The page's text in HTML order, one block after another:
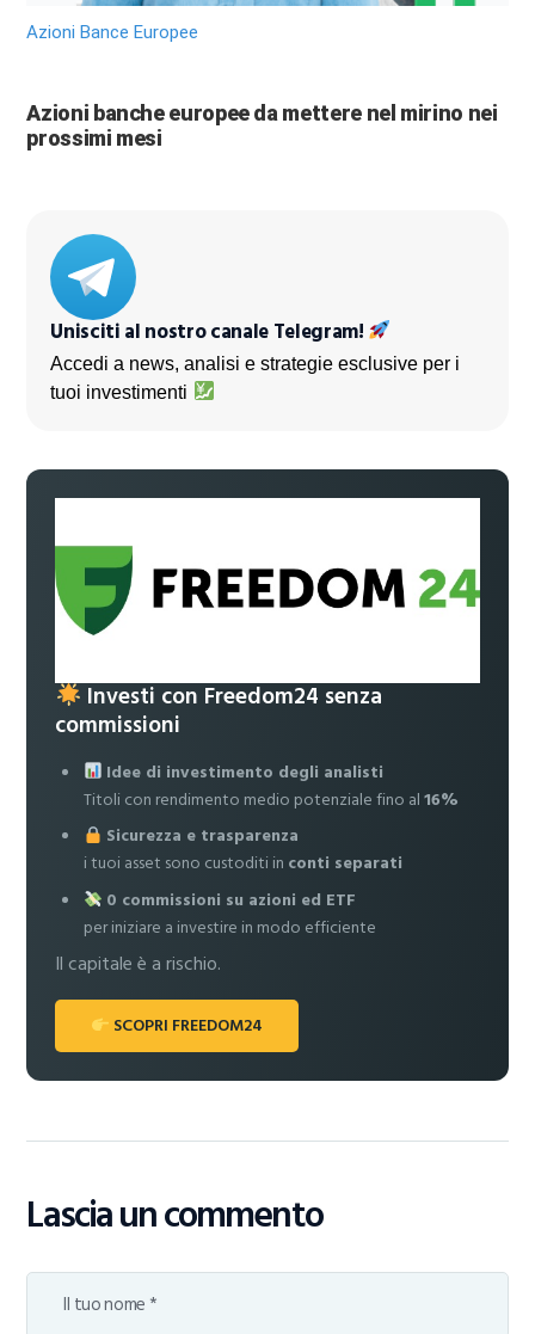
Azioni Bance Europee
Azioni banche europee da mettere nel mirino nei
prossimi mesi
Unisciti al nostro canale Telegram!
Accedi a news, analisi e strategie esclusive per i
tuoi investimenti
Investi con Freedom24 senza
commissioni
Idee di investimento degli analisti
Titoli con rendimento medio potenziale fino al16%
Sicurezza e trasparenza
i tuoi asset sono custoditi in conti separati
0 commissioni su azioni ed ETF
per iniziare a investire in modo efficiente
Il capitale è a rischio.
SCOPRI FREEDOM24
Lascia un commento